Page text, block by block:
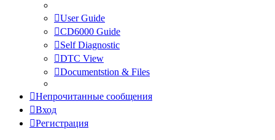
User Guide
CD6000 Guide
Self Diagnostic
DTC View
Documentstion & Files
Непрочитанные сообщения
Вход
Регистрация